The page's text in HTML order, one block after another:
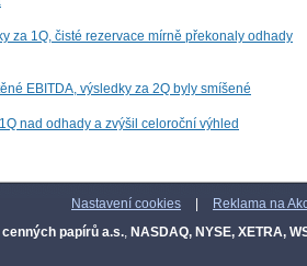
za 1Q, čisté rezervace mírně překonaly odhady
EBITDA, výsledky za 2Q byly smíšené
nad odhady a zvýšil celoroční výhled
Nastavení cookies Reklama na
cenných papírů a.s., NASDAQ, NYSE, XETRA,